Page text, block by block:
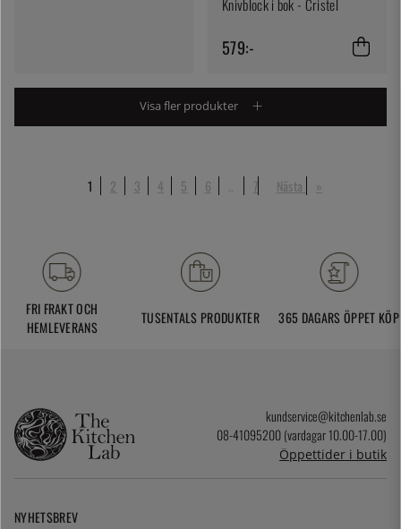
Knivblock i bok - Cristel
579:-
Visa fler produkter
1 2 3 4 5 6 7 Nästa »
FRI FRAKT OCH
HEMLEVERANS
TUSENTALS PRODUKTER 365 DAGARS ÖPPET KÖP
kundservice@kitchenlab.se
08-41095200 (vardagar 10.00-17.00)
Öppettider i butik
NYHETSBREV